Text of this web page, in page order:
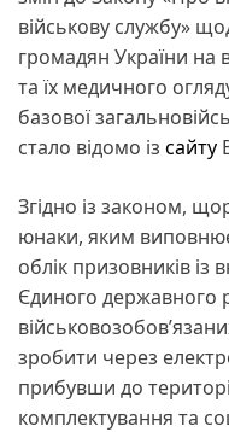
військову службу»
громадян України на
та їх медичного
базової
стало відомо із сайту
Згідно із законом,
юнаки, яким
облік призовників із
Єдиного державного
зробити через
прибувши до
комплектування та